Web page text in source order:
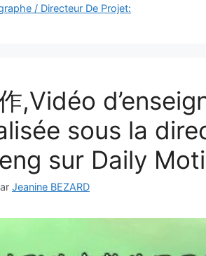
/ Directeur De Projet:
,Vidéo
sous la
sur Daily
Jeanine BEZARD